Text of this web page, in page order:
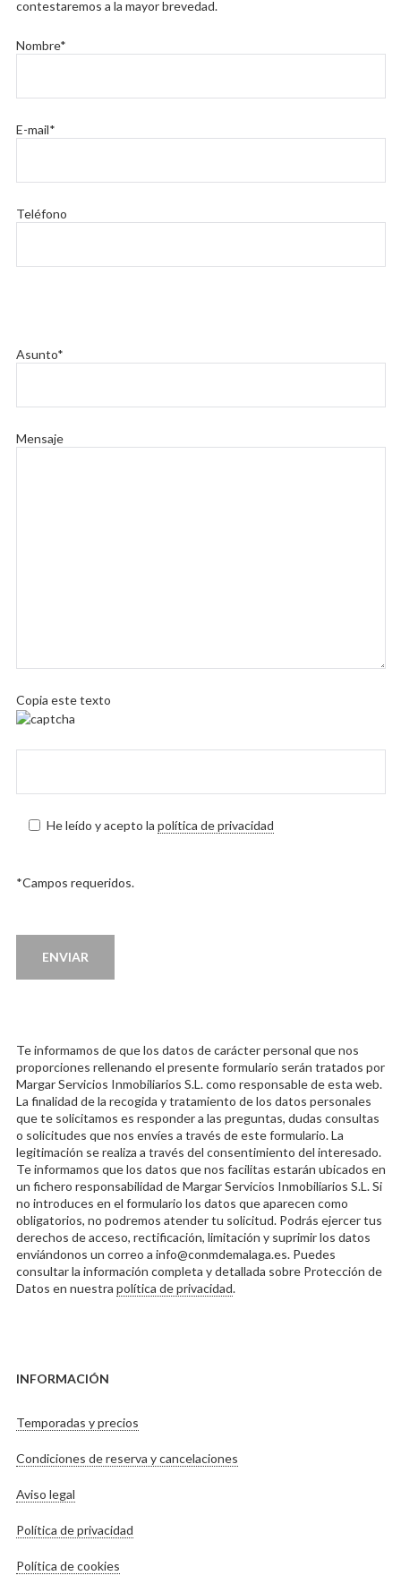
contestaremos a la mayor brevedad.
Nombre*
E-mail*
Teléfono
Asunto*
Mensaje
Copia este texto
He leído y acepto la política de privacidad
*Campos requeridos.
Te informamos de que los datos de carácter personal que nos
proporciones rellenando el presente formulario serán tratados por
Margar Servicios Inmobiliarios S.L. como responsable de esta web.
La finalidad de la recogida y tratamiento de los datos personales
que te solicitamos es responder a las preguntas, dudas consultas
o solicitudes que nos envíes a través de este formulario. La
legitimación se realiza a través del consentimiento del interesado.
Te informamos que los datos que nos facilitas estarán ubicados en
un fichero responsabilidad de Margar Servicios Inmobiliarios S.L. Si
no introduces en el formulario los datos que aparecen como
obligatorios, no podremos atender tu solicitud. Podrás ejercer tus
derechos de acceso, rectificación, limitación y suprimir los datos
enviándonos un correo a info@conmdemalaga.es. Puedes
consultar la información completa y detallada sobre Protección de
Datos en nuestra política de privacidad.
INFORMACIÓN
Temporadas y precios
Condiciones de reserva y cancelaciones
Aviso legal
Política de privacidad
Política de cookies